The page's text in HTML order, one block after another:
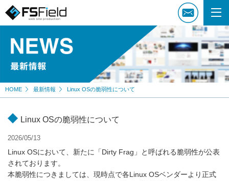
HOME 最新情報 Linux OSの脆弱性について
Linux OSの脆弱性について
2026/05/13
Linux OSにおいて、新たに「Dirty Frag」と呼ばれる脆弱性が公表
されております。
本脆弱性につきましては、現時点で各Linux OSベンダーより正式